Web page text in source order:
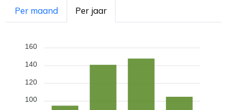
Per maand Per jaar
160
140
120
100